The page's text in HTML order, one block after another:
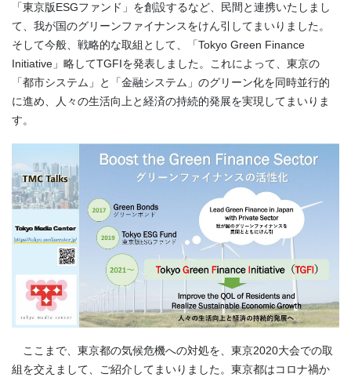
「東京版ESGファンド」を創設するなど、民間と連携いたしまし
て、我が国のグリーンファイナンスをけん引してまいりました。
そして今般、戦略的な取組として、「Tokyo Green Finance
Initiative」略してTGFIを発表しました。これによって、東京の
「都市システム」と「金融システム」のグリーン化を同時並行的
に進め、人々の生活向上と経済の持続的発展を実現してまいりま
す。
ここまで、東京都の気候危機への対処を、東京2020大会での取
組を交えまして、ご紹介してまいりました。東京都はコロナ禍か